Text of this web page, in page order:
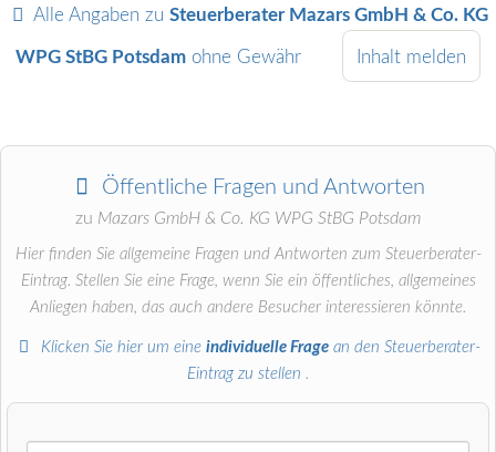
Alle Angaben zu Steuerberater Mazars GmbH & Co. KG
WPG StBG Potsdam ohne Gewähr Inhalt melden
Öffentliche Fragen und Antworten
zu Mazars GmbH & Co. KG WPG StBG Potsdam
Hier finden Sie allgemeine Fragen und Antworten zum Steuerberater-
Eintrag. Stellen Sie eine Frage, wenn Sie ein öffentliches, allgemeines
Anliegen haben, das auch andere Besucher interessieren könnte.
Klicken Sie hier um eineindividuelle Frage an den Steuerberater-
Eintrag zu stellen .